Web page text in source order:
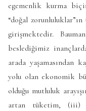
egemenlik kurma
“doğal
girişmektedir.
beslediğimiz
arada yaşamasından
yolu olan ekonomik
olduğu mutluluk
artan tüketim, (iii)